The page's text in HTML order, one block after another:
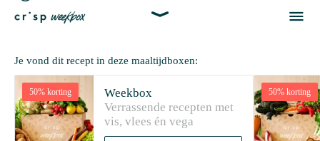


Je vond dit recept in deze maaltijdboxen:
50% korting
Weekbox
Verrassende recepten met
vis, vlees én vega
50% korting